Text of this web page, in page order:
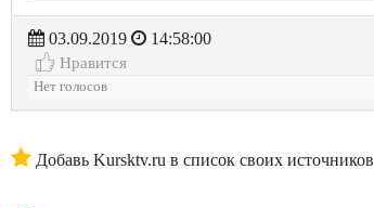
03.09.2019
14:58:00
Нравится
Нет голосов
Добавь Kursktv.ru в список своих источников